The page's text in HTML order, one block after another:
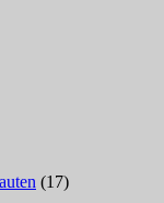
(17)